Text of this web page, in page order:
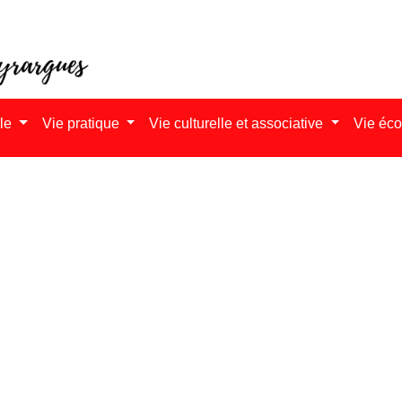
Vie pratique Vie culturelle et associative Vie